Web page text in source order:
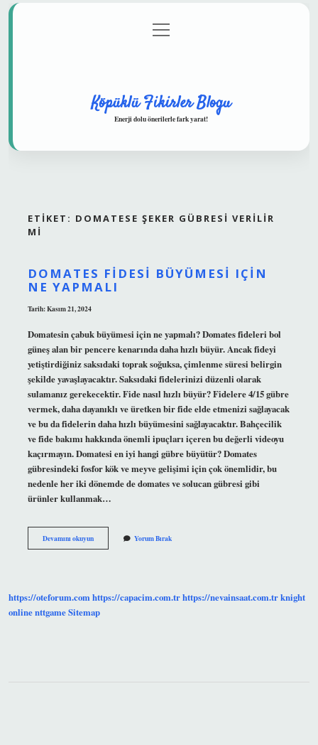
Gizlilik Politikası
menüyü
aç
Köpüklü Fikirler Blogu
Enerji dolu önerilerle fark yarat!
ETIKET: DOMATESE ŞEKER GÜBRESI VERILIR
MI
DOMATES FIDESI BÜYÜMESI IÇIN
NE YAPMALI
Tarih: Kasım 21, 2024
Domatesin çabuk büyümesi için ne yapmalı? Domates fideleri bol
güneş alan bir pencere kenarında daha hızlı büyür. Ancak fideyi
yetiştirdiğiniz saksıdaki toprak soğuksa, çimlenme süresi belirgin
şekilde yavaşlayacaktır. Saksıdaki fidelerinizi düzenli olarak
sulamanız gerekecektir. Fide nasıl hızlı büyür? Fidelere 4/15 gübre
vermek, daha dayanıklı ve üretken bir fide elde etmenizi sağlayacak
ve bu da fidelerin daha hızlı büyümesini sağlayacaktır. Bahçecilik
ve fide bakımı hakkında önemli ipuçları içeren bu değerli videoyu
kaçırmayın. Domatesi en iyi hangi gübre büyütür? Domates
gübresindeki fosfor kök ve meyve gelişimi için çok önemlidir, bu
nedenle her iki dönemde de domates ve solucan gübresi gibi
ürünler kullanmak…
Devamını okuyunDomates
Fidesi
Yorum Bırak
https://oteforum.comhttps://capacim.com.trhttps://nevainsaat.com.trknight
onlinenttgameSitemap